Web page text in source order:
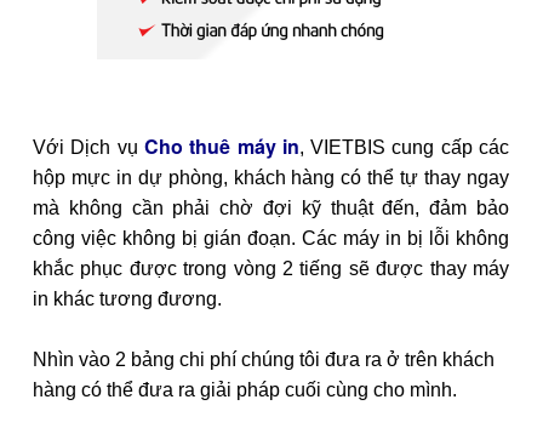
Với Dịch vụ Cho thuê máy in, VIETBIS cung cấp các
hộp mực in dự phòng, khách hàng có thể tự thay ngay
mà không cần phải chờ đợi kỹ thuật đến, đảm bảo
công việc không bị gián đoạn. Các máy in bị lỗi không
khắc phục được trong vòng 2 tiếng sẽ được thay máy
in khác tương đương.
Nhìn vào 2 bảng chi phí chúng tôi đưa ra ở trên khách
hàng có thể đưa ra giải pháp cuối cùng cho mình.